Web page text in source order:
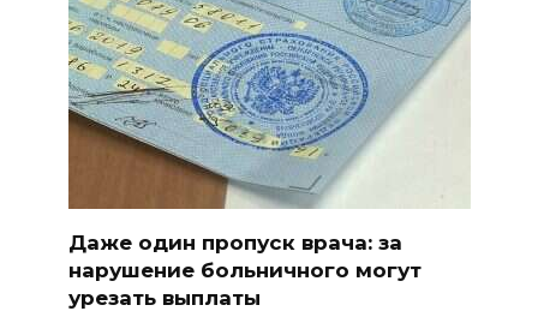
Даже один пропуск врача: за
нарушение больничного могут
урезать выплаты